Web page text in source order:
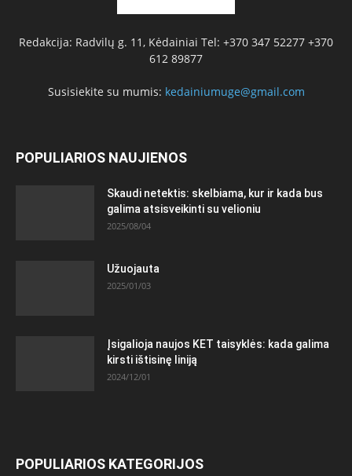
Redakcija: Radvilų g. 11, Kėdainiai Tel: +370 347 52277 +370
612 89877
Susisiekite su mumis: kedainiumuge@gmail.com
POPULIARIOS NAUJIENOS
Skaudi netektis: skelbiama, kur ir kada bus
galima atsisveikinti su velioniu
2025/08/04
Užuojauta
2025/01/03
Įsigalioja naujos KET taisyklės: kada galima
kirsti ištisinę liniją
2024/12/01
POPULIARIOS KATEGORIJOS